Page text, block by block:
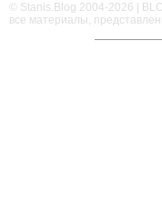
© Stanis.Blog 2004-2026 |
все материалы,
————